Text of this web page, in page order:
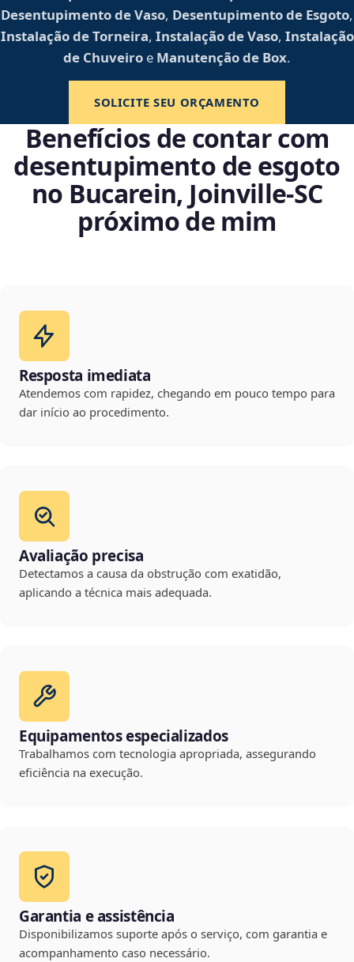
Desentupimento de Vaso, Desentupimento de Esgoto,
Instalação de Torneira, Instalação de Vaso, Instalação
de Chuveiro e Manutenção de Box.
SOLICITE SEU ORÇAMENTO
Benefícios de contar com
desentupimento de esgoto
no Bucarein, Joinville‑SC
próximo de mim
Resposta imediata
Atendemos com rapidez, chegando em pouco tempo para
dar início ao procedimento.
Avaliação precisa
Detectamos a causa da obstrução com exatidão,
aplicando a técnica mais adequada.
Equipamentos especializados
Trabalhamos com tecnologia apropriada, assegurando
eficiência na execução.
Garantia e assistência
Disponibilizamos suporte após o serviço, com garantia e
acompanhamento caso necessário.